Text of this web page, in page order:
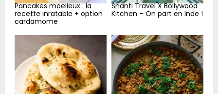
Pancakes moelleux : la
recette inratable + option
cardamome
Shanti Travel X Bollywood
Kitchen – On part en Inde !